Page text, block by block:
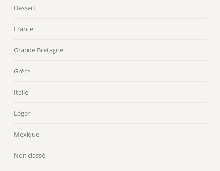
Dessert
France
Grande Bretagne
Grèce
Italie
Léger
Mexique
Non classé